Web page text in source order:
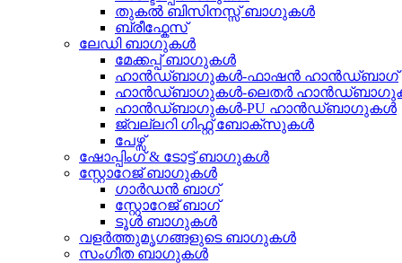
തുകൽ ബിസിനസ്സ് ബാഗുകൾ
ബ്രീഫ്കേസ്
ലേഡി ബാഗുകൾ
മേക്കപ്പ് ബാഗുകൾ
ഹാൻഡ്ബാഗുകൾ-ഫാഷൻ ഹാൻഡ്ബാഗ്
ഹാൻഡ്ബാഗുകൾ-ലെതർ
ഹാൻഡ്ബാഗുകൾ-PU ഹാൻഡ്ബാഗുകൾ
ജ്വല്ലറി ഗിഫ്റ്റ് ബോക്സുകൾ
പേഴ്സ്
ഷോപ്പിംഗ് & ടോട്ട് ബാഗുകൾ
സ്റ്റോറേജ് ബാഗുകൾ
ഗാർഡൻ ബാഗ്
സ്റ്റോറേജ് ബാഗ്
ടൂൾ ബാഗുകൾ
വളർത്തുമൃഗങ്ങളുടെ ബാഗുകൾ
സംഗീത ബാഗുകൾ